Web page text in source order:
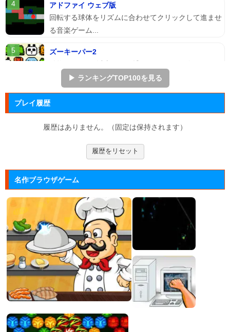
アドファイ ウェブ版
回転する球体をリズムに合わせてクリックして進ませ
る音楽ゲーム...
ズーキーパー2
ぷよぷよ
ム。
マージェストキングダム
王国を再建すべく領土を拡大していく建国シミュレー
ションゲーム...
大乱闘スマッシュブラザーズフラ...
任天堂の大乱闘スマッシュブラザーズをブラウザゲー
ムで再現した...
Mole Kingdom De...
モグラ王国のヒーローたちがチームで敵の侵攻を食い
止める防衛ゲ...
ジュエルカラーリング
宝石を入れ替えて床と同じ色に揃えるカラーパズルゲ
▶ ランキングTOP100を見る
プレイ履歴
履歴はありません。（固定は保持されます）
履歴をリセット
名作ブラウザゲーム